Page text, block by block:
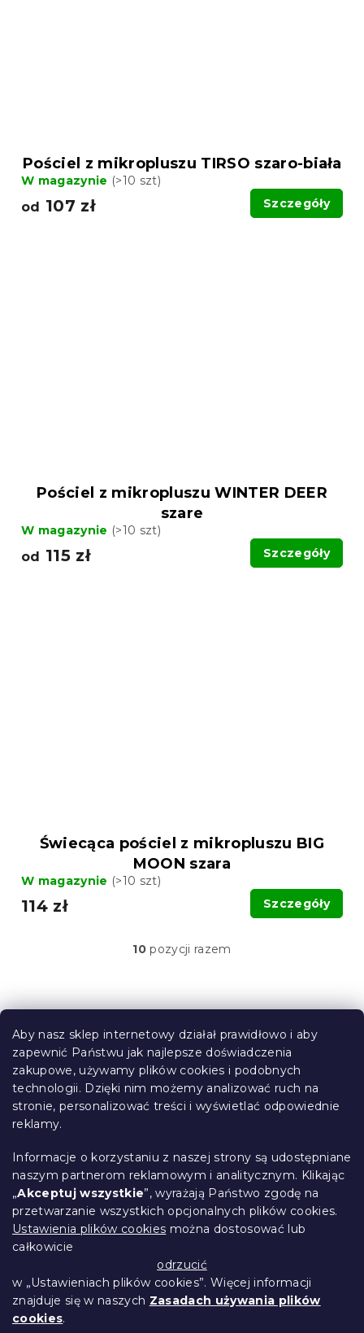
Aby nasz sklep internetowy działał prawidłowo i aby
zapewnić Państwu jak najlepsze doświadczenia
zakupowe, używamy plików cookies i podobnych
technologii. Dzięki nim możemy analizować ruch na
stronie, personalizować treści i wyświetlać odpowiednie
reklamy.
Informacje o korzystaniu z naszej strony są udostępniane
naszym partnerom reklamowym i analitycznym. Klikając
„Akceptuj wszystkie”, wyrażają Państwo zgodę na
przetwarzanie wszystkich opcjonalnych plików cookies.
Ustawienia plików cookies można dostosować lub
całkowicie
odrzucić
w „Ustawieniach plików cookies”. Więcej informacji
znajduje się w naszych Zasadach używania plików
cookies.
Pościel z mikropluszu TIRSO szaro-biała
W magazynie (>10 szt)
od 107 zł Szczegóły
Pościel z mikropluszu WINTER DEER
szare
W magazynie (>10 szt)
od 115 zł Szczegóły
Świecąca pościel z mikropluszu BIG
MOON szara
W magazynie (>10 szt)
114 zł Szczegóły
K
t
o
l
k
i
l
i
y
10 pozycji razem
S
Informacje dla Ciebie
Śledzenie zamówienia
Opcje dostawy
Metody płatności
Reklamacje i zwroty towarów
Kontakt
Regulamin
Ochrona danych osobowych
Kodeks etyczny
Dla partnerów